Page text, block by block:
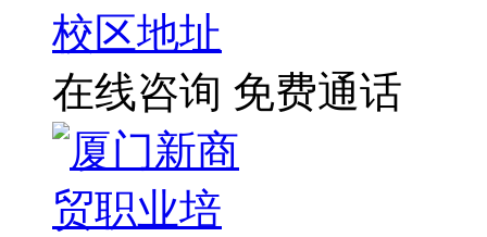
校区地址
在线咨询 免费通话